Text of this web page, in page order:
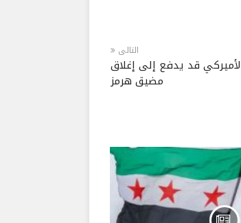
التالى
قد يدفع إلى إغلاق
مضيق هرمز